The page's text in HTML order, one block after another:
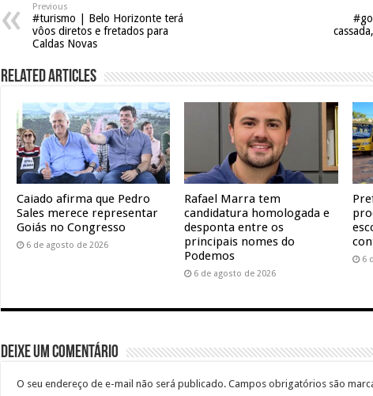
Previous
#turismo | Belo Horizonte terá
vôos diretos e fretados para
Caldas Novas
Related Articles
Caiado afirma que Pedro
Sales merece representar
Goiás no Congresso
6 de agosto de 2026
Rafael Marra tem
candidatura homologada e
desponta entre os
principais nomes do
Podemos
6 de agosto de 2026
6
Deixe um comentário
O seu endereço de e-mail não será publicado. Campos obrigatórios são